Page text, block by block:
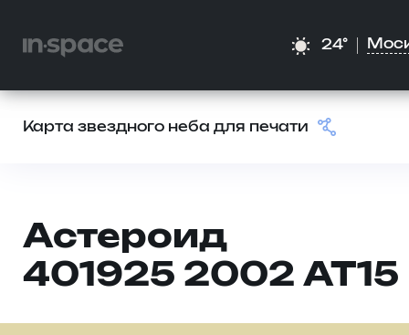
24°
Карта звездного неба для печати
Астероид
401925 2002 AT15